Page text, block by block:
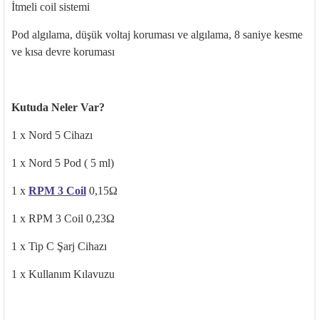
İtmeli coil sistemi
Pod algılama, düşük voltaj koruması ve algılama, 8 saniye kesme
ve kısa devre koruması
Kutuda Neler Var?
1 x Nord 5 Cihazı
1 x Nord 5 Pod ( 5 ml)
1 x RPM 3 Coil 0,15Ω
1 x RPM 3 Coil 0,23Ω
1 x Tip C Şarj Cihazı
1 x Kullanım Kılavuzu